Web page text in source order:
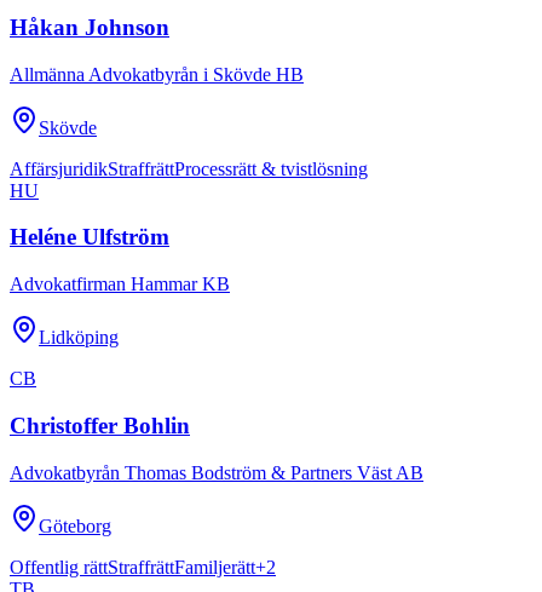
Håkan Johnson
Allmänna Advokatbyrån i Skövde HB
Skövde
AffärsjuridikStraffrättProcessrätt & tvistlösning
HU
Heléne Ulfström
Advokatfirman Hammar KB
Lidköping
CB
Christoffer Bohlin
Advokatbyrån Thomas Bodström & Partners Väst AB
Göteborg
Offentlig rättStraffrättFamiljerätt+2